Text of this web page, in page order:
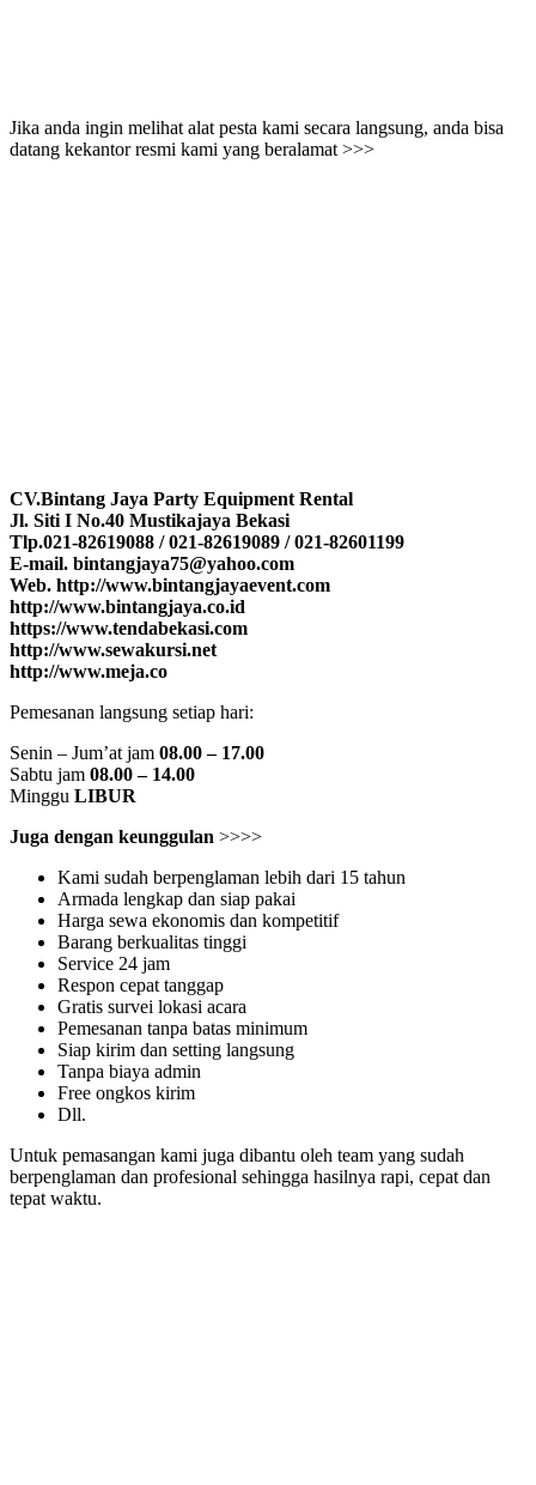
Jika anda ingin melihat alat pesta kami secara langsung, anda bisa
datang kekantor resmi kami yang beralamat >>>
CV.Bintang Jaya Party Equipment Rental
Jl. Siti I No.40 Mustikajaya Bekasi
Tlp.021-82619088 / 021-82619089 / 021-82601199
E-mail. bintangjaya75@yahoo.com
Web. http://www.bintangjayaevent.com
http://www.bintangjaya.co.id
https://www.tendabekasi.com
http://www.sewakursi.net
http://www.meja.co
Pemesanan langsung setiap hari:
Senin – Jum’at jam 08.00 – 17.00
Sabtu jam 08.00 – 14.00
Minggu LIBUR
Juga dengan keunggulan >>>>
Kami sudah berpenglaman lebih dari 15 tahun
Armada lengkap dan siap pakai
Harga sewa ekonomis dan kompetitif
Barang berkualitas tinggi
Service 24 jam
Respon cepat tanggap
Gratis survei lokasi acara
Pemesanan tanpa batas minimum
Siap kirim dan setting langsung
Tanpa biaya admin
Free ongkos kirim
Dll.
Untuk pemasangan kami juga dibantu oleh team yang sudah
berpenglaman dan profesional sehingga hasilnya rapi, cepat dan
tepat waktu.